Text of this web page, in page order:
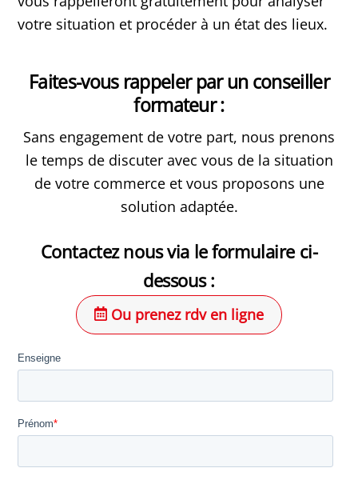
votre situation et procéder à un état des lieux.
Faites-vous rappeler par un conseiller
formateur :
Sans engagement de votre part, nous prenons
le temps de discuter avec vous de la situation
de votre commerce et vous proposons une
solution adaptée.
Contactez nous via le formulaire ci-
dessous :
Ou prenez rdv en ligne